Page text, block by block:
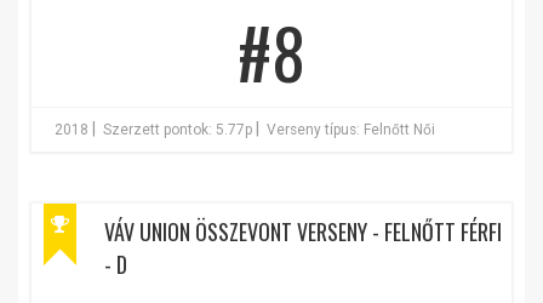
#8
2018 Szerzett pontok: 5.77p Verseny típus: Felnőtt Női
VÁV UNION ÖSSZEVONT VERSENY - FELNŐTT FÉRFI
- D